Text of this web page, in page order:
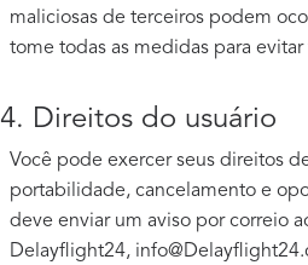
maliciosas de terceiros podem
tome todas as medidas para evitar
4. Direitos do usuário
Você pode exercer seus direitos
portabilidade, cancelamento e
deve enviar um aviso por correio
Delayflight24,